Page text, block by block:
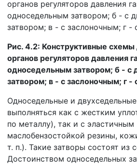
Рис. 4.2: Конструктивные
органов регуляторов давления
односедельным затвором; б - с
затвором; в - с заслоночным; г -
Односедельные и
выполняться как с жестким
по металлу), так и с эластичным
маслобензостойкой резины,
т. п.). Такие затворы состоят из
Достоинством односедельных